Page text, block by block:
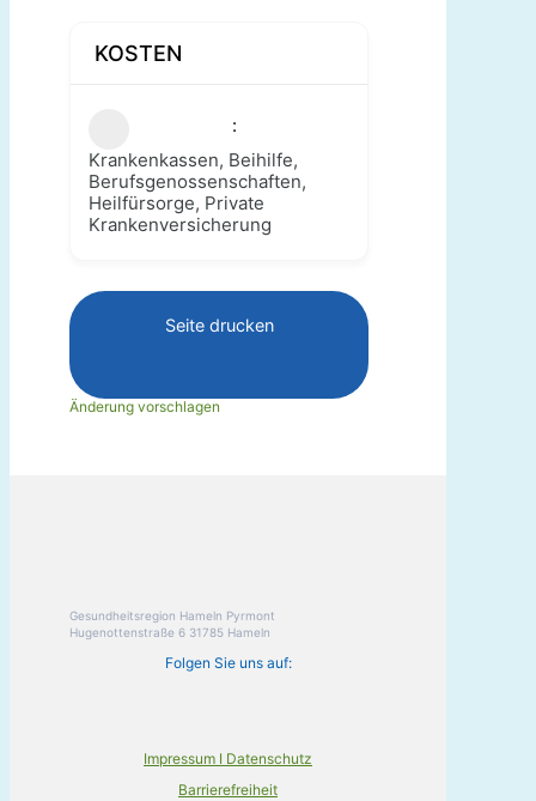
KOSTEN
Krankenkassen, Beihilfe,
Berufsgenossenschaften,
Heilfürsorge, Private
Krankenversicherung
Seite drucken
Änderung vorschlagen
Gesundheitsregion Hameln Pyrmont
Hugenottenstraße 6 31785 Hameln
Folgen Sie uns auf:
Impressum I Datenschutz
Barrierefreiheit